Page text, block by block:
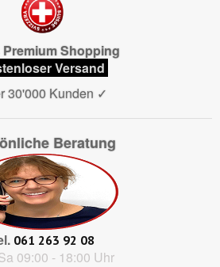
Shopping
Versand
30'000 Kunden ✓
Beratung
061 263 92 08
09:00 - 18:00 Uhr